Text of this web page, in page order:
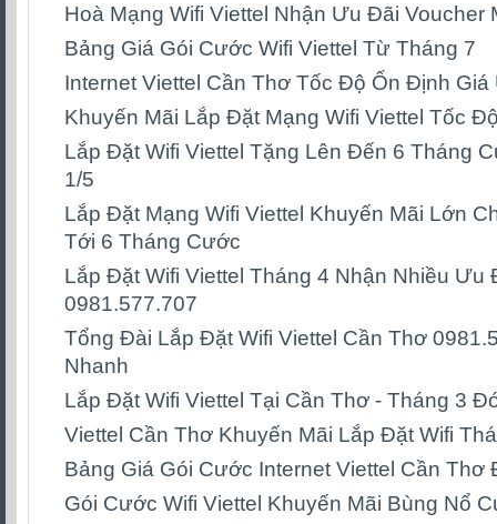
Hoà Mạng Wifi Viettel Nhận Ưu Đãi Voucher
Bảng Giá Gói Cước Wifi Viettel Từ Tháng 7
Internet Viettel Cần Thơ Tốc Độ Ổn Định
Khuyến Mãi Lắp Đặt Mạng Wifi Viettel Tốc
Lắp Đặt Wifi Viettel Tặng Lên Đến 6 Tháng
1/5
Lắp Đặt Mạng Wifi Viettel Khuyến Mãi Lớn
Tới 6 Tháng Cước
Lắp Đặt Wifi Viettel Tháng 4 Nhận Nhiều Ưu
0981.577.707
Tổng Đài Lắp Đặt Wifi Viettel Cần Thơ
Nhanh
Lắp Đặt Wifi Viettel Tại Cần Thơ - Tháng 3
Viettel Cần Thơ Khuyến Mãi Lắp Đặt Wifi
Bảng Giá Gói Cước Internet Viettel Cần Thơ
Gói Cước Wifi Viettel Khuyến Mãi Bùng Nổ